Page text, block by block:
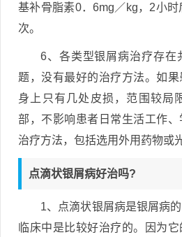
基补骨脂素0．6mg／kg，2小
次。
6、各类型银屑病治疗存在
题，没有最好的治疗方法。如果
身上只有几处皮损，范围较局
部，不影响患者日常生活工作
治疗方法，包括选用外用药物或
点滴状银屑病好治吗?
1、点滴状银屑病是银屑病
临床中是比较好治疗的。因为